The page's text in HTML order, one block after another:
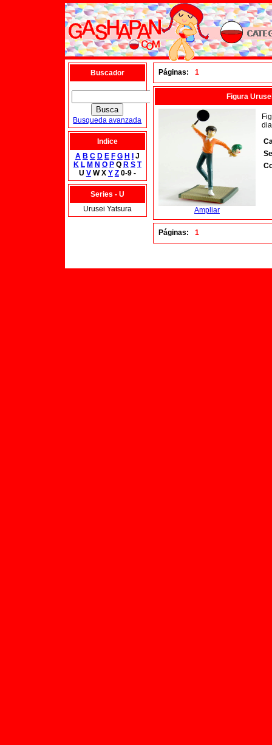
Buscador
Busqueda avanzada
Indice
A B C D E F G H
J
K L M N O PQ R S T
U VW X Y Z0-9 -
Series - U
Urusei Yatsura
Páginas: 1
Figura
Ampliar
Páginas: 1